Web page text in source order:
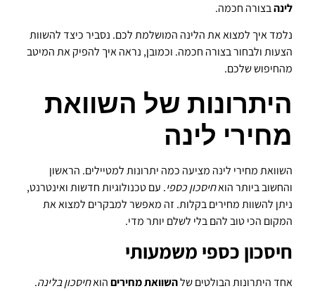
לינהבצורה חכמה.
נלמד איך למצוא את הלינה המושלמת לכם. נסביר כיצד להשוות
הצעות ולבחור בצורה חכמה. וכמובן, נראה איך להפיק את המיטב
מהחיפוש שלכם.
היתרונות של השוואת
מחירי לינה
השוואת מחירי לינה מציעה כמה יתרונות למטיילים. הראשון
והחשוב ביותר הואחיסכון כספי. עם טכנולוגיות חדשות ואינטרנט,
ניתן להשוות מחירים בקלות. זה מאפשר למבקרים למצוא את
המקום הכי טוב להם בלי לשלם יותר מדי.
חיסכון כספי משמעותי
אחד היתרונות הבולטים שלהשוואת מחיריםהואחיסכון בלינה.